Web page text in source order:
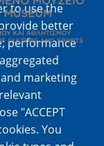
to use the
better
performance
marketing
"ACCEPT
You